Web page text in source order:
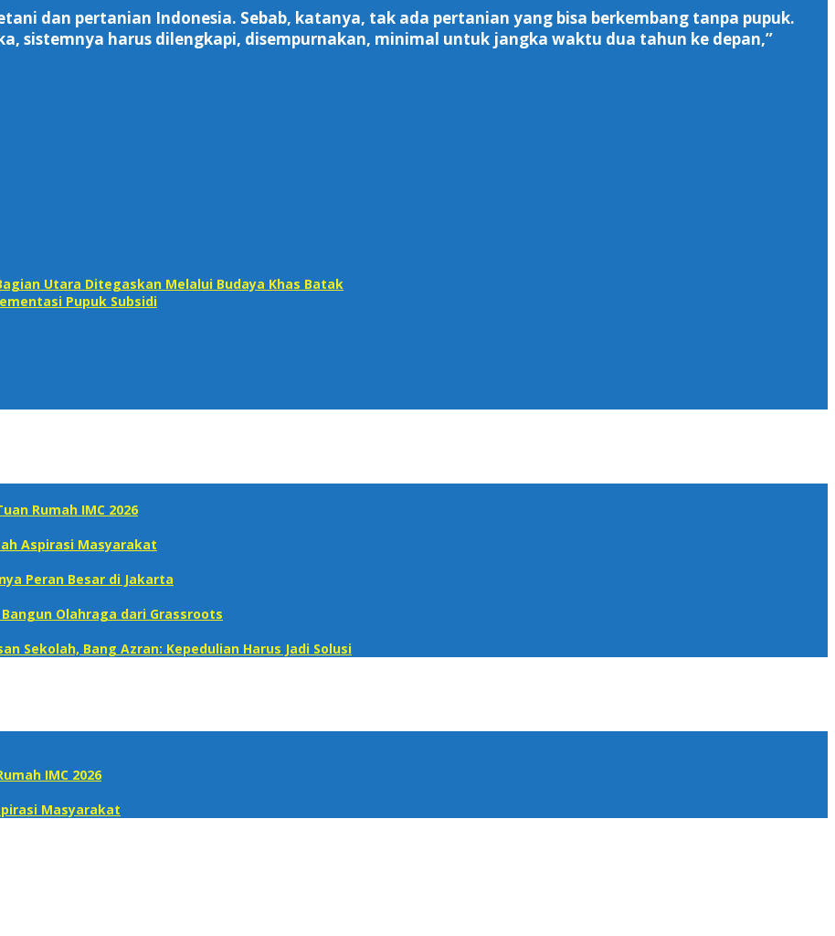
dan pertanian Indonesia. Sebab, katanya, tak ada pertanian yang bisa berkembang tanpa pupuk.
sistemnya harus dilengkapi, disempurnakan, minimal untuk jangka waktu dua tahun ke depan,”
Utara Ditegaskan Melalui Budaya Khas Batak
Pupuk Subsidi
Rumah IMC 2026
Aspirasi Masyarakat
Peran Besar di Jakarta
Olahraga dari Grassroots
Sekolah, Bang Azran: Kepedulian Harus Jadi Solusi
IMC 2026
Masyarakat